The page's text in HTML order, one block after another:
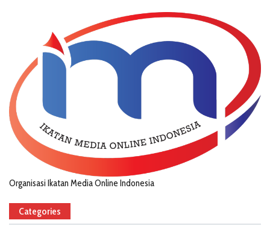
Organisasi Ikatan Media Online Indonesia
Categories